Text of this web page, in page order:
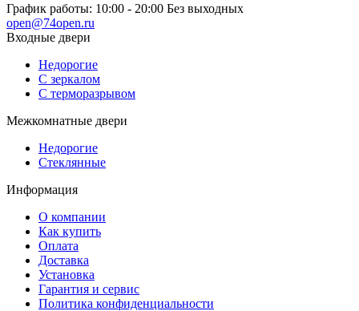
График работы: 10:00 - 20:00 Без выходных
open@74open.ru
Входные двери
Недорогие
С зеркалом
С терморазрывом
Межкомнатные двери
Недорогие
Стеклянные
Информация
О компании
Как купить
Оплата
Доставка
Установка
Гарантия и сервис
Политика конфиденциальности